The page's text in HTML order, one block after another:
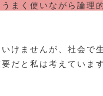
まく使いながら論理
けませんが、社会で
だと私は考えています